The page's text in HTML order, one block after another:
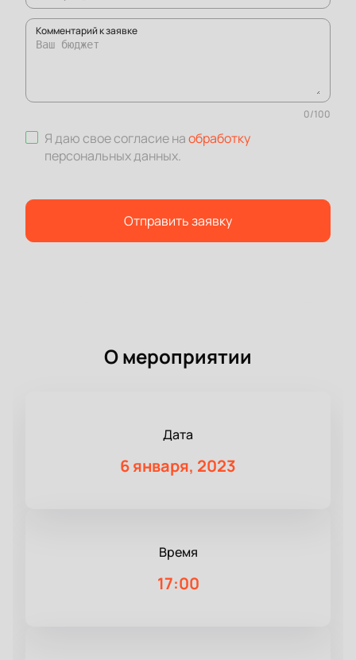
Комментарий к заявке
0/100
Я даю свое согласие наобработку
персональных данных.
Отправить заявку
О мероприятии
Дата
6 января, 2023
Время
17:00